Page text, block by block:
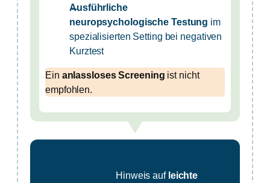
Ausführliche
neuropsychologische Testung im
spezialisierten Setting bei negativen
Kurztest
Ein anlassloses Screening ist nicht
empfohlen.
Hinweis auf leichte